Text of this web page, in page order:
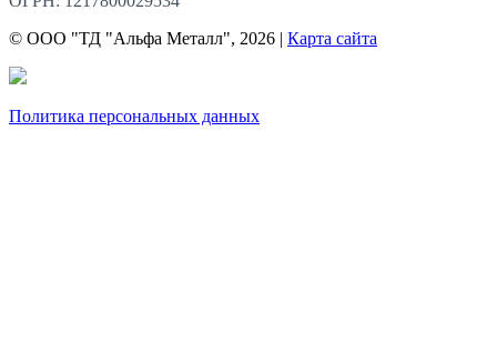
© ООО "ТД "Альфа Металл", 2026 | Карта сайта
Политика персональных данных